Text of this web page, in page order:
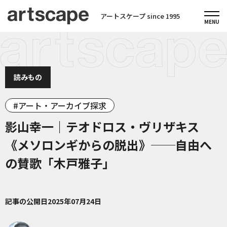
アートスケープ since 1995
読みもの
アート・アーカイブ探求
影山幸一｜テオドロス・ヴリザキス
《メソロンギからの脱出》──自由へ
の賛歌「木戸雅子」
記事の公開日2025年07月24日